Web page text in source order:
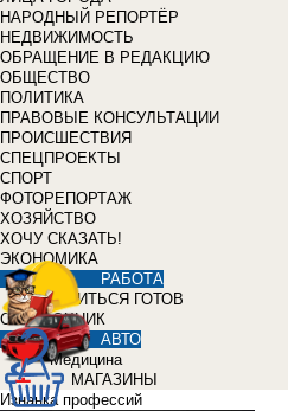
НАРОДНЫЙ РЕПОРТЁР
НЕДВИЖИМОСТЬ
ОБРАЩЕНИЕ В РЕДАКЦИЮ
ОБЩЕСТВО
ПОЛИТИКА
ПРАВОВЫЕ КОНСУЛЬТАЦИИ
ПРОИСШЕСТВИЯ
СПЕЦПРОЕКТЫ
СПОРТ
ФОТОРЕПОРТАЖ
ХОЗЯЙСТВО
ХОЧУ СКАЗАТЬ!
ЭКОНОМИКА
РАБОТА
УЧИТЬСЯ ГОТОВ
СПРАВОЧНИК
АВТО
Медицина
МАГАЗИНЫ
Изнанка профессий